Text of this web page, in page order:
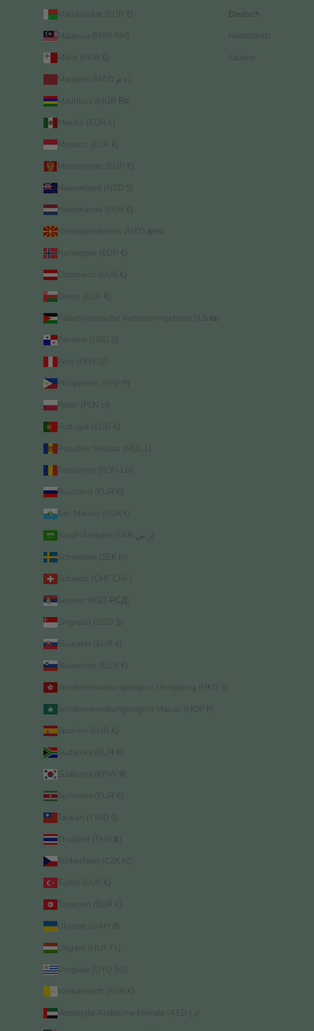
Madagaskar (EUR €)
Malaysia (MYR RM)
Malta (EUR €)
Mauritius (MUR ₨)
Mexiko (EUR €)
Monaco (EUR €)
Montenegro (EUR €)
Neuseeland (NZD $)
Niederlande (EUR €)
Nordmazedonien (MKD ден)
Norwegen (EUR €)
Österreich (EUR €)
Oman (EUR €)
Palästinensische Autonomiegebiete (ILS ₪)
Panama (USD $)
Peru (PEN S/)
Philippinen (PHP ₱)
Polen (PLN zł)
Portugal (EUR €)
Republik Moldau (MDL L)
Rumänien (RON Lei)
Russland (EUR €)
San Marino (EUR €)
Schweden (SEK kr)
Schweiz (CHF CHF)
Serbien (RSD РСД)
Singapur (SGD $)
Slowakei (EUR €)
Slowenien (EUR €)
Sonderverwaltungsregion Hongkong (HKD $)
Sonderverwaltungsregion Macau (MOP P)
Spanien (EUR €)
Südafrika (EUR €)
Südkorea (KRW ₩)
Suriname (EUR €)
Taiwan (TWD $)
Thailand (THB ฿)
Tschechien (CZK Kč)
Türkei (EUR €)
Tunesien (EUR €)
Ukraine (UAH ₴)
Ungarn (HUF Ft)
Uruguay (UYU $U)
Vatikanstadt (EUR €)
Deutsch
Nederlands
Italiano